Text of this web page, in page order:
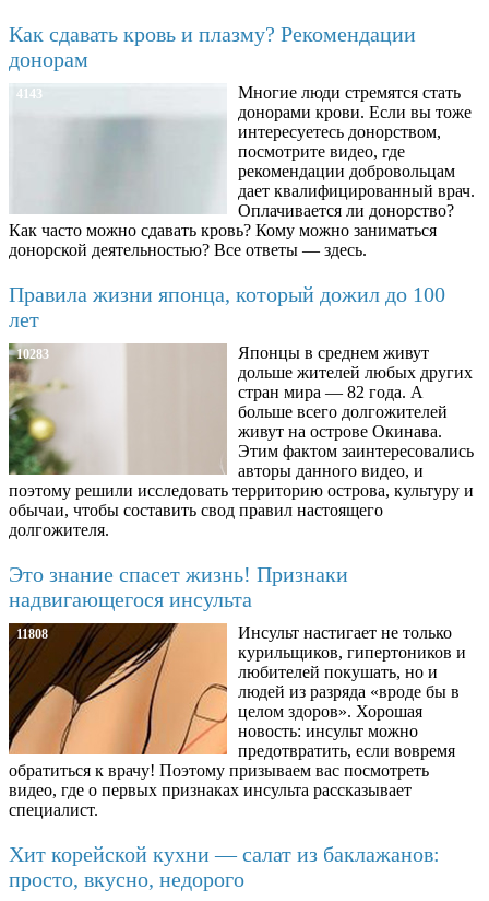
Как сдавать кровь и плазму? Рекомендации
донорам
4143
Многие люди стремятся стать
донорами крови. Если вы тоже
интересуетесь донорством,
посмотрите видео, где
рекомендации добровольцам
дает квалифицированный врач.
Оплачивается ли донорство?
Как часто можно сдавать кровь? Кому можно заниматься
донорской деятельностью? Все ответы — здесь.
Правила жизни японца, который дожил до 100
лет
10283
Японцы в среднем живут
дольше жителей любых других
стран мира — 82 года. А
больше всего долгожителей
живут на острове Окинава.
Этим фактом заинтересовались
авторы данного видео, и
поэтому решили исследовать территорию острова, культуру и
обычаи, чтобы составить свод правил настоящего
долгожителя.
Это знание спасет жизнь! Признаки
надвигающегося инсульта
11808
Инсульт настигает не только
курильщиков, гипертоников и
любителей покушать, но и
людей из разряда «вроде бы в
целом здоров». Хорошая
новость: инсульт можно
предотвратить, если вовремя
обратиться к врачу! Поэтому призываем вас посмотреть
видео, где о первых признаках инсульта рассказывает
специалист.
Хит корейской кухни — салат из баклажанов:
просто, вкусно, недорого